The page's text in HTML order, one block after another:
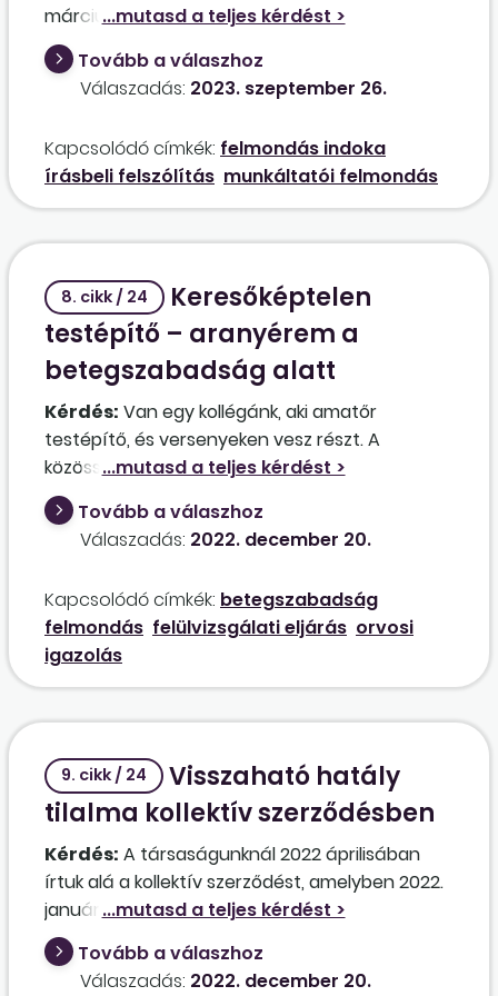
márciusában. Ugyanezen munkavállaló 2023
augusztusában a munkaközi szünetre irányadó
szabályokat megsértette, amely miatt meg
szeretnénk szüntetni a munkaviszonyát.
figyelmeztetésre is mint halmazati tényezőre
ebben az esetben a felmondás kapcsán?
Tovább a válaszhoz
Válaszadás: 2023. szeptember 26.
Kapcsolódó címkék: felmondás indoka
írásbeli felszólítás munkáltatói felmondás
8. cikk / 24
Keresőképtelen
testépítő – aranyérem a
betegszabadság alatt
Kérdés: Van egy kollégánk, aki amatőr
testépítő, és versenyeken vesz részt. A
közösségi oldalán találtunk egy posztot egy
ausztriai versenyről, amelyet megnyert, viszont
azon a napon betegszabadságon volt. Mit
tehet ilyenkor a munkáltató?
Tovább a válaszhoz
Válaszadás: 2022. december 20.
Kapcsolódó címkék: betegszabadság
felmondás felülvizsgálati eljárás orvosi
igazolás
9. cikk / 24
Visszaható hatály
tilalma kollektív szerződésben
Kérdés: A társaságunknál 2022 áprilisában
írtuk alá a kollektív szerződést, amelyben 2022.
január 1-jére visszamenőleg rendeztük a
béreket, egyúttal meghatároztuk azokat a
feltételeket is, amelyek a féléves jutalomból
Tovább a válaszhoz
Válaszadás: 2022. december 20.